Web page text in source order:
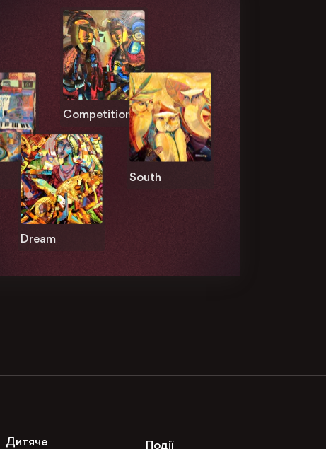
Dream
Competition
South
Дитяче Події